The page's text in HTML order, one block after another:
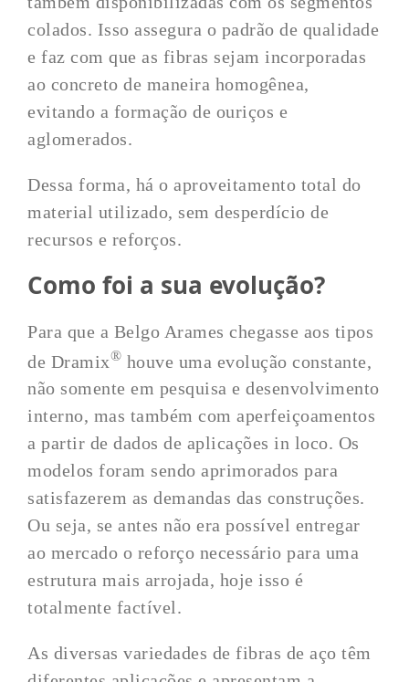
colados. Isso assegura o padrão de qualidade
e faz com que as fibras sejam incorporadas
ao concreto de maneira homogênea,
evitando a formação de ouriços e
aglomerados.
Dessa forma, há o aproveitamento total do
material utilizado, sem desperdício de
recursos e reforços.
Como foi a sua evolução?
Para que a Belgo Arames chegasse aos tipos
de Dramix® houve uma evolução constante,
não somente em pesquisa e desenvolvimento
interno, mas também com aperfeiçoamentos
a partir de dados de aplicações in loco. Os
modelos foram sendo aprimorados para
satisfazerem as demandas das construções.
Ou seja, se antes não era possível entregar
ao mercado o reforço necessário para uma
estrutura mais arrojada, hoje isso é
totalmente factível.
As diversas variedades de fibras de aço têm